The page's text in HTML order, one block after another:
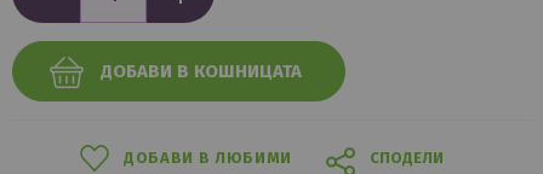
ДОБАВИ В КОШНИЦАТА
ДОБАВИ В ЛЮБИМИ СПОДЕЛИ